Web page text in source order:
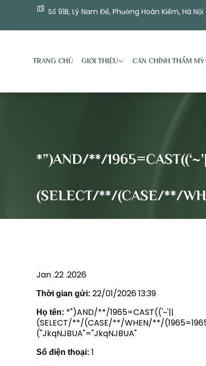
Số 91B, Lý Nam Đế, Phường Hoàn Kiếm, Hà Nội
TRANG CHỦ GIỚI THIỆU CĂN CHỈNH THẨM MỸ
*”)AND/**/
(SELECT/**/(CASE/**/
Jan .22 .2026
Thời gian gửi: 22/01/2026 13:39
Họ tên: *")AND/**/1965=CAST(('~'||
(SELECT/**/(CASE/**/WHEN/**/
("JkqNJBUA"="JkqNJBUA"
Số điện thoại: 1